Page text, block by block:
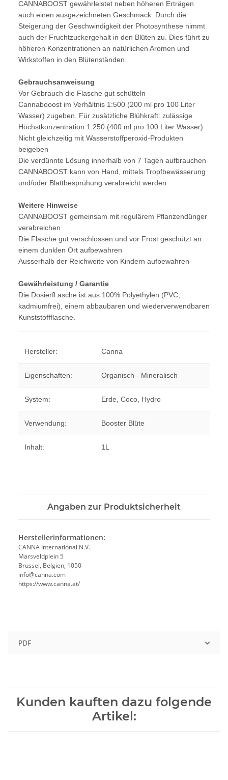
CANNABOOST gewährleistet neben höheren Erträgen
auch einen ausgezeichneten Geschmack. Durch die
Steigerung der Geschwindigkeit der Photosynthese nimmt
auch der Fruchtzuckergehalt in den Blüten zu. Dies führt zu
höheren Konzentrationen an natürlichen Aromen und
Wirkstoffen in den Blütenständen.
Gebrauchsanweisung
Vor Gebrauch die Flasche gut schütteln
Cannabooost im Verhältnis 1:500 (200 ml pro 100 Liter
Wasser) zugeben. Für zusätzliche Blühkraft: zulässige
Höchstkonzentration 1:250 (400 ml pro 100 Liter Wasser)
Nicht gleichzeitig mit Wasserstoffperoxid-Produkten
beigeben
Die verdünnte Lösung innerhalb von 7 Tagen aufbrauchen
CANNABOOST kann von Hand, mittels Tropfbewässerung
und/oder Blattbesprühung verabreicht werden
Weitere Hinweise
CANNABOOST gemeinsam mit regulärem Pflanzendünger
verabreichen
Die Flasche gut verschlossen und vor Frost geschützt an
einem dunklen Ort aufbewahren
Ausserhalb der Reichweite von Kindern aufbewahren
Gewährleistung / Garantie
Die Dosierfl asche ist aus 100% Polyethylen (PVC,
kadmiumfrei), einem abbaubaren und wiederverwendbaren
Kunststoffflasche.
Hersteller: Canna
Eigenschaften: Organisch - Mineralisch
System: Erde, Coco, Hydro
Verwendung: Booster Blüte
Inhalt: 1L
Angaben zur Produktsicherheit
Herstellerinformationen:
CANNA International N.V.
Marsveldplein 5
Brüssel, Belgien, 1050
info@canna.com
https://www.canna.at/
PDF
Kunden kauften dazu folgende
Artikel: